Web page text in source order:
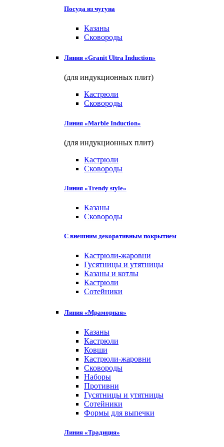
Посуда из чугуна
Казаны
Сковороды
Линия «Granit Ultra Induction»
(для индукционных плит)
Кастрюли
Сковороды
Линия «Marble Induction»
(для индукционных плит)
Кастрюли
Сковороды
Линия «Trendy style»
Казаны
Сковороды
С внешним декоративным покрытием
Кастрюли-жаровни
Гусятницы и утятницы
Казаны и котлы
Кастрюли
Сотейники
Линия «Мраморная»
Казаны
Кастрюли
Ковши
Кастрюли-жаровни
Сковороды
Наборы
Противни
Гусятницы и утятницы
Сотейники
Формы для выпечки
Линия «Традиция»